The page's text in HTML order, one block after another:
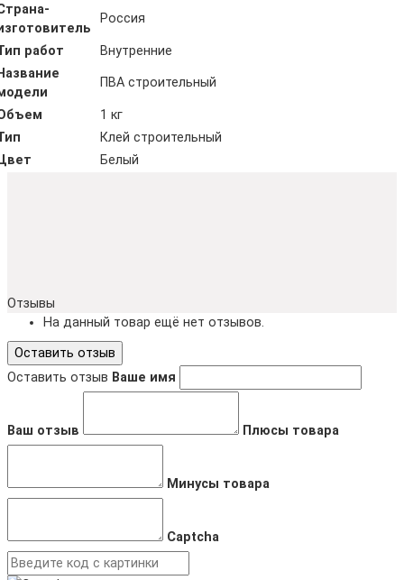
Россия
работ
Внутренние
ПВА строительный
1 кг
Клей строительный
Белый
Отзывы
На данный товар ещё нет отзывов.
Оставить отзыв
Оставить отзыв Ваше имя
Ваш отзыв Плюсы товара
Минусы товара
Captcha